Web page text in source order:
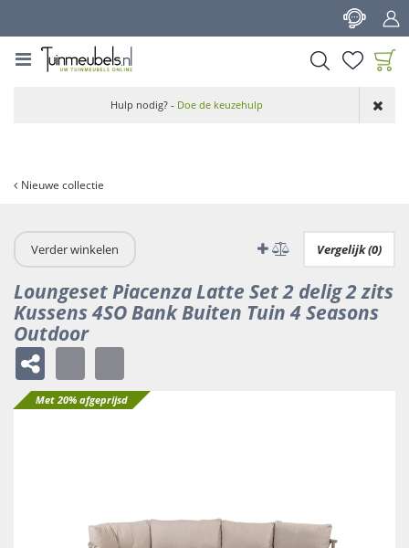
Nieuwe collectie
aan wensenlijst
Hulp nodig? - Doe de keuzehulp
Verder winkelen Vergelijk (0)
Loungeset Piacenza Latte Set 2 delig 2 zits
Kussens 4SO Bank Buiten Tuin 4 Seasons
Outdoor
Met 20% afgeprijsd